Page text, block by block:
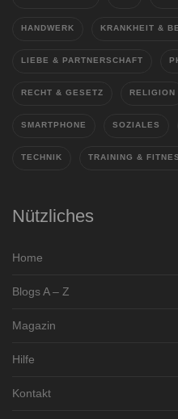
HANDWERK KRANKHEIT &
LIEBE & PARTNERSCHAFT
RECHT & GESETZ RELIGION
SMARTPHONE SOZIALES
TECHNIK TRAINING &
Nützliches
Home
Blogs A – Z
Magazin
Hilfe
Kontakt